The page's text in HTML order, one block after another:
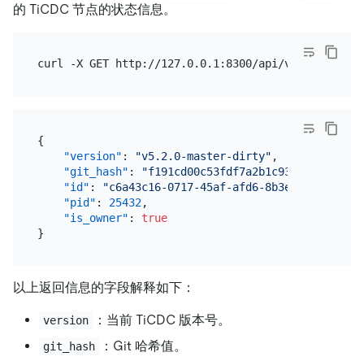
的 TiCDC 节点的状态信息。
{
"version" : "v5.2.0-master-dirty" ,
"git_hash" :
"id" : "c6a43c16-0717-45af-afd6-8b3e01e44f5d"
"pid" : 25432,
"is_owner" :
true
}
以上返回信息的字段解释如下：
version ：当前 TiCDC 版本号。
git_hash ：Git 哈希值。